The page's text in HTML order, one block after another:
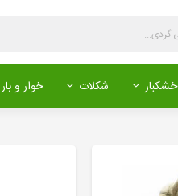
خشکبار شکلات خوار و بار